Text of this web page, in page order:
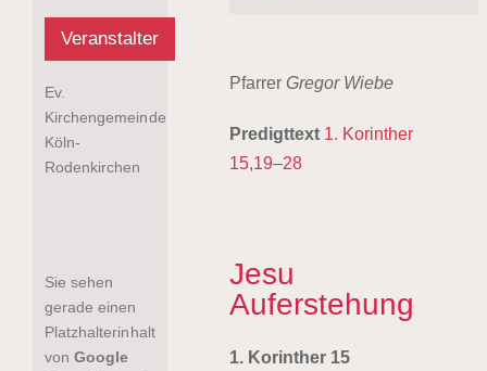
Pfarrer Gregor Wiebe
Predigttext 1. Korinther
15,19–28
Jesu
Auferstehung
1. Korinther 15
Veranstalter
Ev.
Kirchengemeinde
Köln-
Rodenkirchen
Sie sehen
gerade einen
Platzhalterinhalt
vonGoogle